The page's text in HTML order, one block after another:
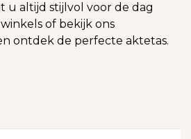
u altijd stijlvol voor de dag
of bekijk ons
ontdek de perfecte aktetas.